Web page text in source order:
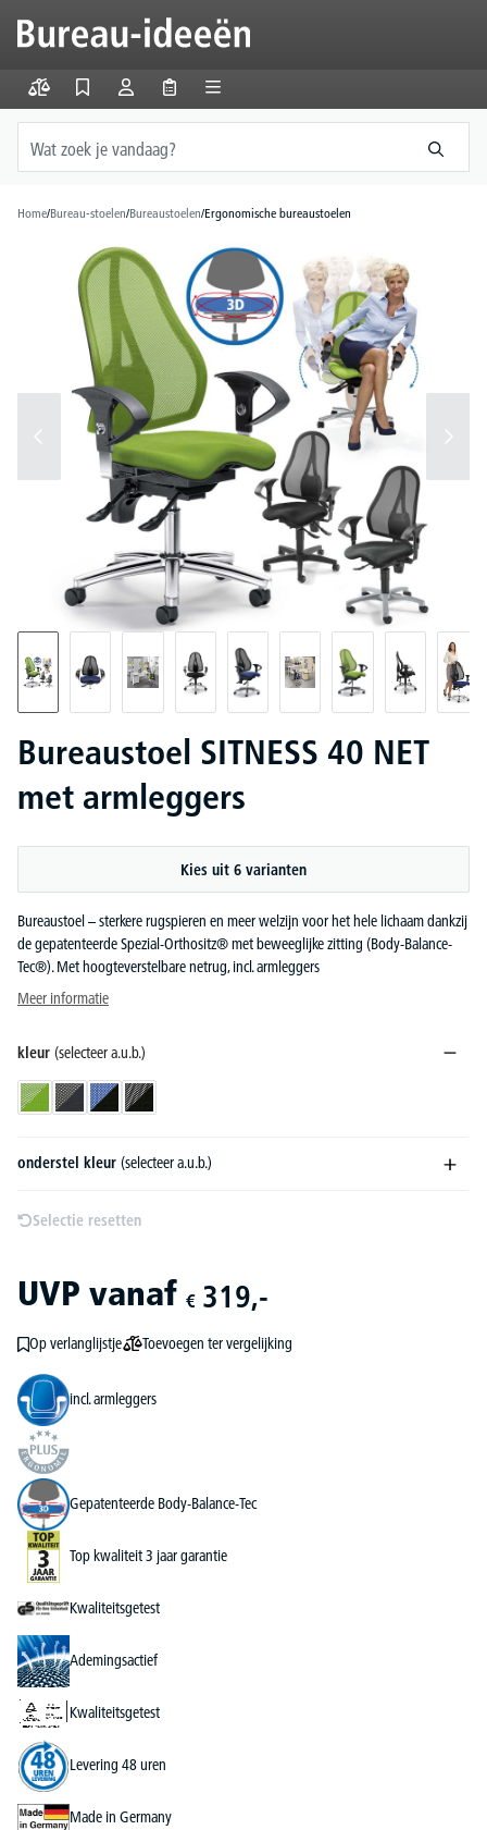
Home/Bureau-stoelen/Bureaustoelen/Ergonomische bureaustoelen
Afbeeldingengalerij overslaan
Bureaustoel SITNESS 40 NET
met armleggers
Kies uit 6 varianten
Bureaustoel – sterkere rugspieren en meer welzijn voor het hele lichaam dankzij
de gepatenteerde Spezial-Orthositz® met beweeglijke zitting (Body-Balance-
Tec®). Met hoogteverstelbare netrug, incl. armleggers
Meer informatie
kleur (selecteer a.u.b.)
groen/groenzwart/antraciet
zwart/blauwzwart/zwart
onderstel kleur (selecteer a.u.b.)
Selectie resetten
UVP vanaf € 319,-
Op verlanglijstje Toevoegen ter vergelijking
incl. armleggers
Gepatenteerde Body-Balance-Tec
Top kwaliteit 3 jaar garantie
Kwaliteitsgetest
Ademingsactief
Kwaliteitsgetest
Levering 48 uren
Made in Germany